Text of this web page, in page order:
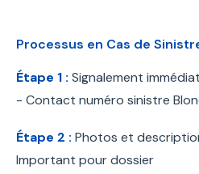
Processus en Cas de
Étape 1 : Signalement
- Contact numéro sinistre
Étape 2 : Photos et
Important pour dossier